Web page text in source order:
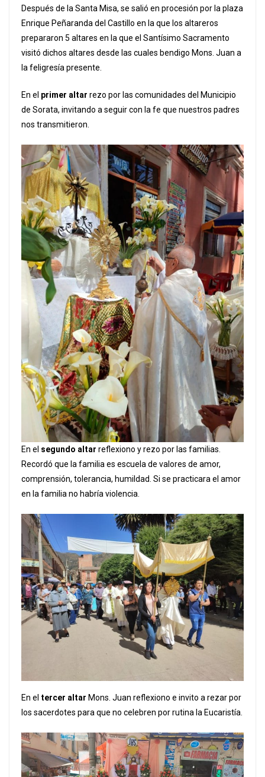
Después de la Santa Misa, se salió en procesión por la plaza
Enrique Peñaranda del Castillo en la que los altareros
prepararon 5 altares en la que el Santísimo Sacramento
visitó dichos altares desde las cuales bendigo Mons. Juan a
la feligresía presente.
En el primer altar rezo por las comunidades del Municipio
de Sorata, invitando a seguir con la fe que nuestros padres
nos transmitieron.
En el segundo altar reflexiono y rezo por las familias.
Recordó que la familia es escuela de valores de amor,
comprensión, tolerancia, humildad. Si se practicara el amor
en la familia no habría violencia.
En el tercer altar Mons. Juan reflexiono e invito a rezar por
los sacerdotes para que no celebren por rutina la Eucaristía.